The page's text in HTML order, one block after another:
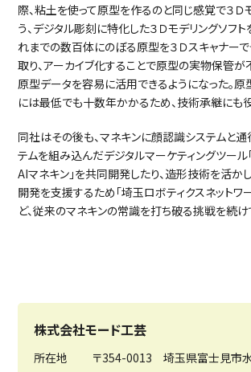
際、粘土を使って原型を作るのと同じ感覚で３Ｄ
う、デジタル彫刻に特化した３Ｄモデリングソフト
れまでの数百体にのぼる原型を３Ｄスキャナー
取り、アーカイブ化することで原型の実物保管が
原型データを容易に活用できるようになった。
には最低でも十数年かかるため、技術承継にも役
同社はその後も、マネキンに顔認識システムと
テムを組み込んだデジタルマーケティングツール
AIマネキン」を共同開発したり、造形技術を活か
開発を支援するため「埼玉ロボティクスネットワ
ど、従来のマネキンの常識を打ち破る挑戦を続け
株式会社モード工芸
所在地
〒354-0013 埼玉県富士見市